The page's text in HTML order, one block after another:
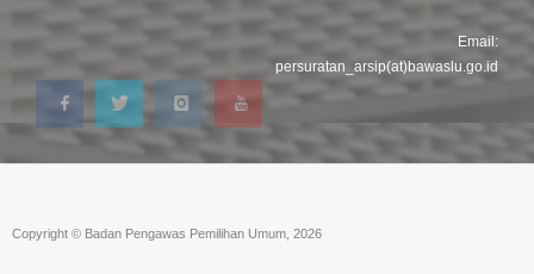
Email:
persuratan_arsip(at)bawaslu.go.id
Copyright © Badan Pengawas Pemilihan Umum, 2026